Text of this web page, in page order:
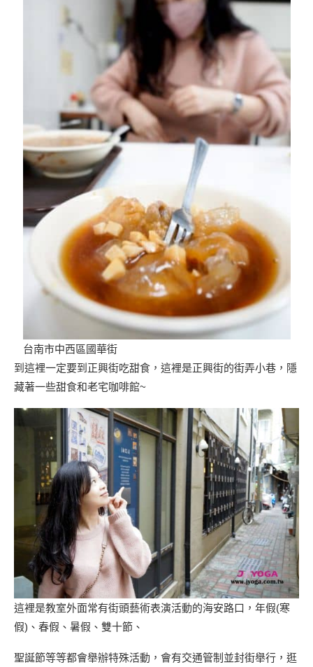
台南市中西區國華街
到這裡一定要到正興街吃甜食，這裡是正興街的街弄小巷，隱
藏著一些甜食和老宅咖啡館~
這裡是教室外面常有街頭藝術表演活動的海安路口，年假(寒
假)、春假、暑假、雙十節、
聖誕節等等都會舉辦特殊活動，會有交通管制並封街舉行，逛